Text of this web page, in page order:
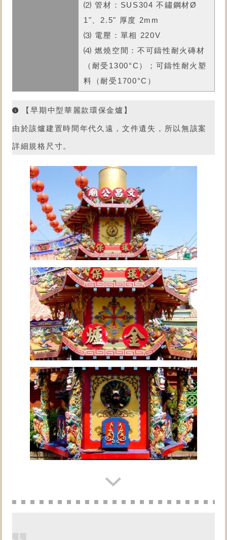
⑵ 管材：SUS304 不鏽鋼材Ø
1"、2.5" 厚度 2mm
⑶ 電壓：單相 220V
⑷ 燃燒空間：不可鑄性耐火磚材
（耐受1300°C）；可鑄性耐火塑
料（耐受1700°C）
【早期中型華麗款環保金爐】
由於該爐建置時間年代久遠，文件遺失，所以無該案
詳細規格尺寸。